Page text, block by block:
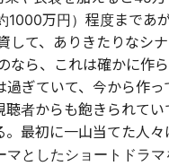
1000万円）程度まであ
して、ありきたりなシナ
なら、これは確かに作ら
ぎていて、今から作っ
聴者からも飽きられてい
最初に一山当てた人々
マとしたショートドラマ